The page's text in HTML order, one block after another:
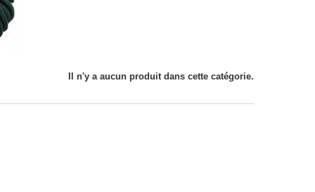
Il n'y a aucun produit dans cette catégorie.